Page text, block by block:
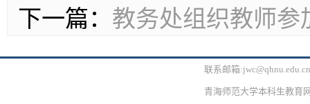
下一篇： 教务处组织教师参
联系邮箱
青海师范大学本科生教育